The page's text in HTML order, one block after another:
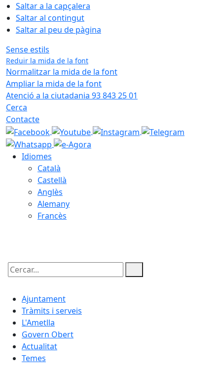
Saltar a la capçalera
Saltar al contingut
Saltar al peu de pàgina
Sense estils
Reduir la mida de la font
Normalitzar la mida de la font
Ampliar la mida de la font
Atenció a la ciutadania 93 843 25 01
Cerca
Contacte
Idiomes
Català
Castellà
Anglès
Alemany
Francès
Cercar:
Ajuntament
Tràmits i serveis
L'Ametlla
Govern Obert
Actualitat
Temes